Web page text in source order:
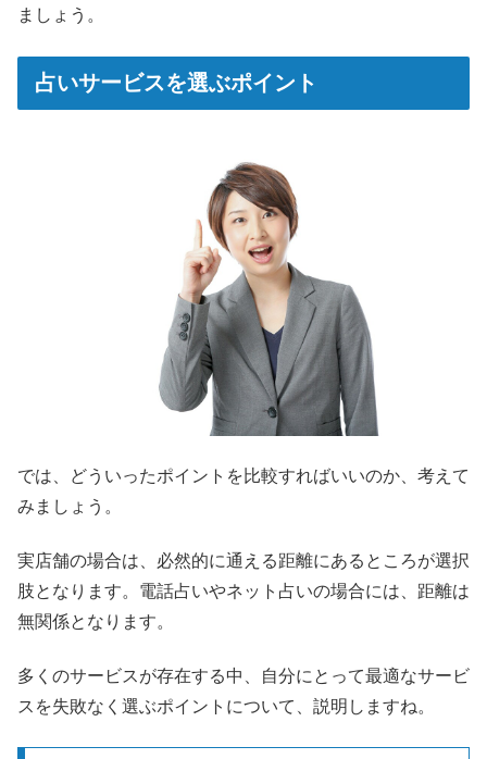
ましょう。
占いサービスを選ぶポイント
では、どういったポイントを比較すればいいのか、考えて
みましょう。
実店舗の場合は、必然的に通える距離にあるところが選択
肢となります。電話占いやネット占いの場合には、距離は
無関係となります。
多くのサービスが存在する中、自分にとって最適なサービ
スを失敗なく選ぶポイントについて、説明しますね。